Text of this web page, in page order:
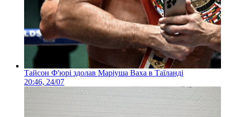
Тайсон Ф'юрі здолав Маріуша Ваха в Таїланді
20:46, 24/07